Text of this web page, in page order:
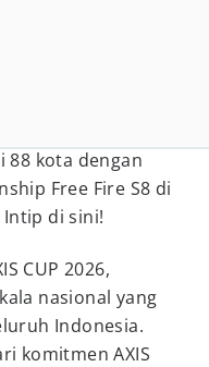
88 kota dengan
Free Fire S8 di
Intip di sini!
CUP 2026,
nasional yang
Indonesia.
komitmen AXIS